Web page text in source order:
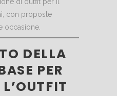
, con proposte
occasione.
DELLA
PER